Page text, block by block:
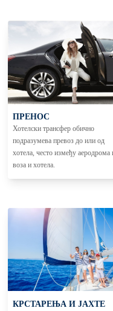
ПРЕНОС
Хотелски трансфер обично
подразумева превоз до или од
хотела, често између аеродрома
воза и хотела.
КРСТАРЕЊА И ЈАХТЕ